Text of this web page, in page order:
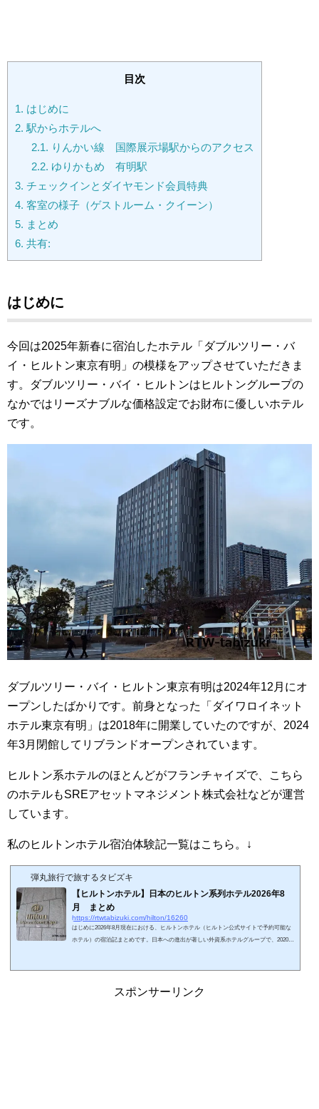
目次
1. はじめに
2. 駅からホテルへ
2.1. りんかい線 国際展示場駅からのアクセス
2.2. ゆりかもめ 有明駅
3. チェックインとダイヤモンド会員特典
4. 客室の様子（ゲストルーム・クイーン）
5. まとめ
6. 共有:
はじめに
今回は2025年新春に宿泊したホテル「ダブルツリー・バ
イ・ヒルトン東京有明」の模様をアップさせていただきま
す。ダブルツリー・バイ・ヒルトンはヒルトングループの
なかではリーズナブルな価格設定でお財布に優しいホテル
です。
ダブルツリー・バイ・ヒルトン東京有明は2024年12月にオ
ープンしたばかりです。前身となった「ダイワロイネット
ホテル東京有明」は2018年に開業していたのですが、2024
年3月閉館してリブランドオープンされています。
ヒルトン系ホテルのほとんどがフランチャイズで、こちら
のホテルもSREアセットマネジメント株式会社などが運営
しています。
私のヒルトンホテル宿泊体験記一覧はこちら。↓
弾丸旅行で旅するタビズキ
【ヒルトンホテル】日本のヒルトン系列ホテル2026年8
月 まとめ
https://rtwtabizuki.com/hilton/16260
はじめに2026年8月現在における、ヒルトンホテル（ヒルトン公式サイトで予約可能な
ホテル）の宿泊記まとめです。日本への進出が著しい外資系ホテルグループで、2020年
海道ヒルトンニセコビレッジ未就学児無し代替あり〇／×カサラ・ニセコビレッジ・タ
ウンハウス（SLH）HPCJ対象外2025...
スポンサーリンク